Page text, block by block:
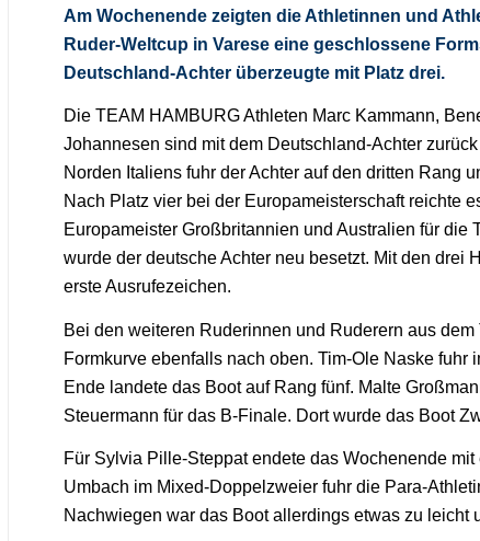
Am Wochenende zeigten die Athletinnen und
Ruder-Weltcup in Varese eine geschlossene
Deutschland-Achter überzeugte mit Platz drei.
Die TEAM HAMBURG Athleten Marc Kammann,
Johannesen sind mit dem Deutschland-Achter
Norden Italiens fuhr der Achter auf den dritten Rang
Nach Platz vier bei der Europameisterschaft reichte
Europameister Großbritannien und Australien für die
wurde der deutsche Achter neu besetzt. Mit den drei
erste Ausrufezeichen.
Bei den weiteren Ruderinnen und Ruderern aus
Formkurve ebenfalls nach oben. Tim-Ole Naske fuhr
Ende landete das Boot auf Rang fünf. Malte
Steuermann für das B-Finale. Dort wurde das Boot
Für Sylvia Pille-Steppat endete das Wochenende
Umbach im Mixed-Doppelzweier fuhr die Para-
Nachwiegen war das Boot allerdings etwas zu leicht